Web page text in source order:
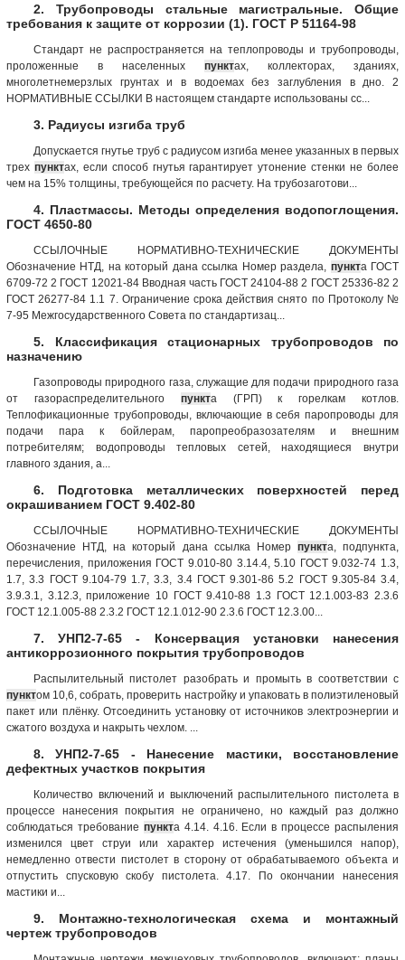
2. Трубопроводы стальные магистральные. Общие
требования к защите от коррозии (1). ГОСТ Р 51164-98
Стандарт не распространяется на теплопроводы и трубопроводы,
проложенные в населенных пунктах, коллекторах, зданиях,
многолетнемерзлых грунтах и в водоемах без заглубления в дно. 2
НОРМАТИВНЫЕ ССЫЛКИ В настоящем стандарте использованы сс...
3. Радиусы изгиба труб
Допускается гнутье труб с радиусом изгиба менее указанных в первых
трех пунктах, если способ гнутья гарантирует утонение стенки не более
чем на 15% толщины, требующейся по расчету. На трубозаготови...
4. Пластмассы. Методы определения водопоглощения.
ГОСТ 4650-80
ССЫЛОЧНЫЕ НОРМАТИВНО-ТЕХНИЧЕСКИЕ ДОКУМЕНТЫ
Обозначение НТД, на который дана ссылка Номер раздела, пункта ГОСТ
6709-72 2 ГОСТ 12021-84 Вводная часть ГОСТ 24104-88 2 ГОСТ 25336-82 2
ГОСТ 26277-84 1.1 7. Ограничение срока действия снято по Протоколу №
7-95 Межгосударственного Совета по стандартизац...
5. Классификация стационарных трубопроводов по
назначению
Газопроводы природного газа, служащие для подачи природного газа
от газораспределительного пункта (ГРП) к горелкам котлов.
Теплофикационные трубопроводы, включающие в себя паропроводы для
подачи пара к бойлерам, паропреобразозателям и внешним
потребителям; водопроводы тепловых сетей, находящиеся внутри
главного здания, а...
6. Подготовка металлических поверхностей перед
окрашиванием ГОСТ 9.402-80
ССЫЛОЧНЫЕ НОРМАТИВНО-ТЕХНИЧЕСКИЕ ДОКУМЕНТЫ
Обозначение НТД, на который дана ссылка Номер пункта, подпункта,
перечисления, приложения ГОСТ 9.010-80 3.14.4, 5.10 ГОСТ 9.032-74 1.3,
1.7, 3.3 ГОСТ 9.104-79 1.7, 3.3, 3.4 ГОСТ 9.301-86 5.2 ГОСТ 9.305-84 3.4,
3.9.3.1, 3.12.3, приложение 10 ГОСТ 9.410-88 1.3 ГОСТ 12.1.003-83 2.3.6
ГОСТ 12.1.005-88 2.3.2 ГОСТ 12.1.012-90 2.3.6 ГОСТ 12.3.00...
7. УНП2-7-65 - Консервация установки нанесения
антикоррозионного покрытия трубопроводов
Распылительный пистолет разобрать и промыть в соответствии с
пунктом 10,6, собрать, проверить настройку и упаковать в полиэтиленовый
пакет или плёнку. Отсоединить установку от источников электроэнергии и
сжатого воздуха и накрыть чехлом. ...
8. УНП2-7-65 - Нанесение мастики, восстановление
дефектных участков покрытия
Количество включений и выключений распылительного пистолета в
процессе нанесения покрытия не ограничено, но каждый раз должно
соблюдаться требование пункта 4.14. 4.16. Если в процессе распыления
изменился цвет струи или характер истечения (уменьшился напор),
немедленно отвести пистолет в сторону от обрабатываемого объекта и
отпустить спусковую скобу пистолета. 4.17. По окончании нанесения
мастики и...
9. Монтажно-технологическая схема и монтажный
чертеж трубопроводов